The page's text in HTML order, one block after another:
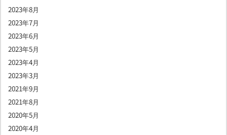
2023年8月
2023年7月
2023年6月
2023年5月
2023年4月
2023年3月
2021年9月
2021年8月
2020年5月
2020年4月